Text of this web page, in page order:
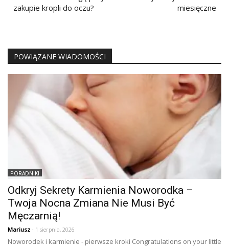
zakupie kropli do oczu?
miesięczne
POWIĄZANE WIADOMOŚCI
PORADNIKI
Odkryj Sekrety Karmienia Noworodka –
Twoja Nocna Zmiana Nie Musi Być
Męczarnią!
Mariusz - 1 sierpnia, 2026
Noworodek i karmienie - pierwsze kroki Congratulations on your little